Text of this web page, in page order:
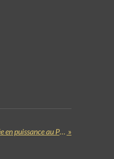
Cutting Corners dévoile “Join the Club” et confirme sa montée en puissance au Printemps de Bourges »